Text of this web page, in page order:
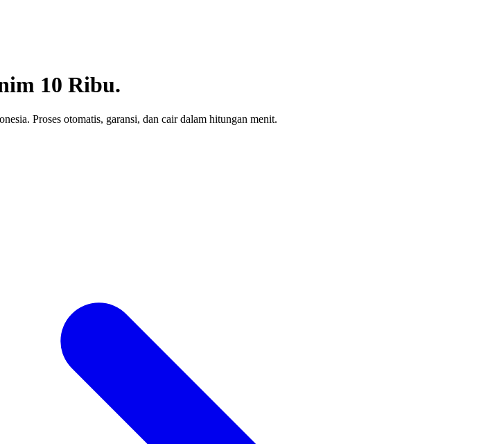
10 Ribu.
Proses otomatis, garansi, dan cair dalam hitungan menit.